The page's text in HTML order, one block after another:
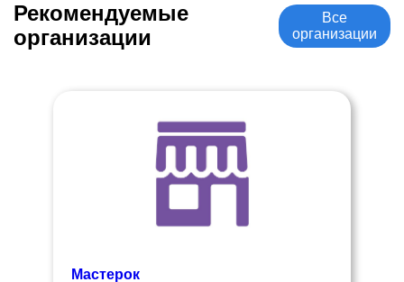
Рекомендуемые
организации
Все
организации
Мастерок